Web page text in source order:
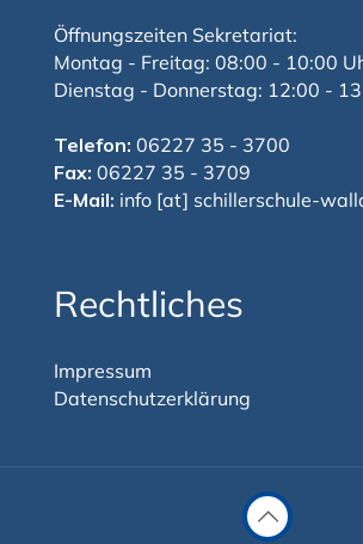
Öffnungszeiten Sekretariat:
Montag - Freitag: 08:00 - 10:00
Dienstag - Donnerstag: 12:00 -
Telefon: 06227 35 - 3700
Fax: 06227 35 - 3709
E-Mail: info [at] schillerschule-
Rechtliches
Impressum
Datenschutzerklärung